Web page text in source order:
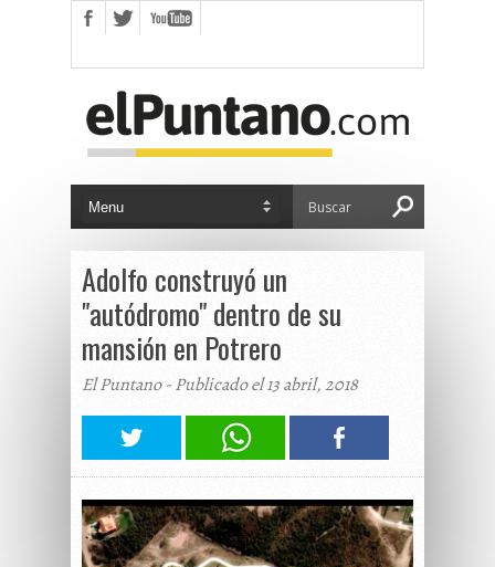
Adolfo construyó un
"autódromo" dentro de su
mansión en Potrero
El Puntano - Publicado el 13 abril, 2018